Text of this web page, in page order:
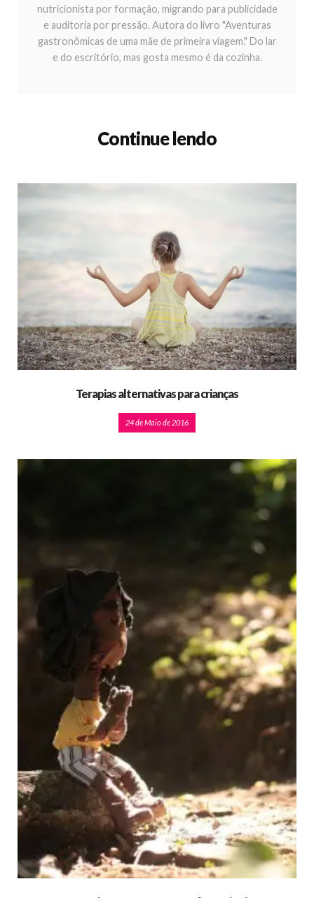
nutricionista por formação, migrando para publicidade
e auditoria por pressão. Autora do livro "Aventuras
gastronômicas de uma mãe de primeira viagem." Do lar
e do escritório, mas gosta mesmo é da cozinha.
Continue lendo
Terapias alternativas para crianças
24 de Maio de 2016